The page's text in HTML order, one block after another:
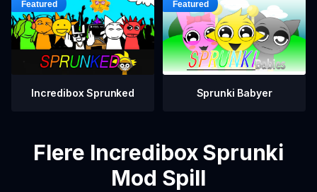
Incredibox Sprunked Sprunki Babyer
Flere Incredibox Sprunki
Mod Spill